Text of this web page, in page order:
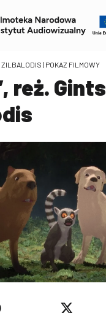
ZILBALODIS | POKAZ FILMOWY
reż. Gints